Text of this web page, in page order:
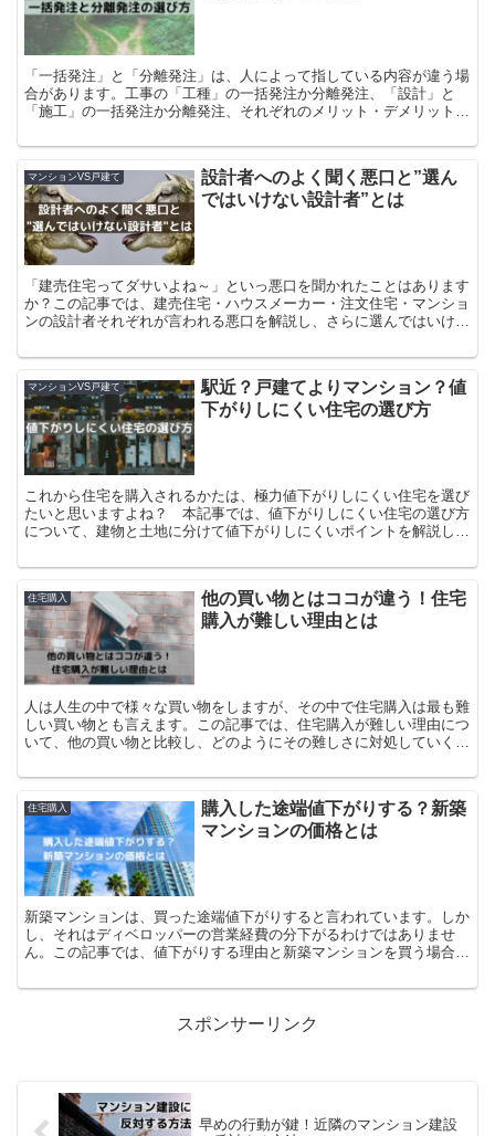
「一括発注」と「分離発注」は、人によって指している内容が違う場
合があります。工事の「工種」の一括発注か分離発注、「設計」と
「施工」の一括発注か分離発注、それぞれのメリット・デメリット
マンションVS戸建て
設計者へのよく聞く悪口と”選ん
ではいけない設計者”とは
「建売住宅ってダサいよね～」といっ悪口を聞かれたことはあります
か？この記事では、建売住宅・ハウスメーカー・注文住宅・マンショ
ンの設計者それぞれが言われる悪口を解説し、さらに選んではいけな
マンションVS戸建て
駅近？戸建てよりマンション？値
下がりしにくい住宅の選び方
これから住宅を購入されるかたは、極力値下がりしにくい住宅を選び
たいと思いますよね？ 本記事では、値下がりしにくい住宅の選び方
について、建物と土地に分けて値下がりしにくいポイントを解説しま
住宅購入
他の買い物とはココが違う！住宅
購入が難しい理由とは
人は人生の中で様々な買い物をしますが、その中で住宅購入は最も難
しい買い物とも言えます。この記事では、住宅購入が難しい理由につ
いて、他の買い物と比較し、どのようにその難しさに対処していくか
住宅購入
購入した途端値下がりする？新築
マンションの価格とは
新築マンションは、買った途端値下がりすると言われています。しか
し、それはディベロッパーの営業経費の分下がるわけではありませ
ん。この記事では、値下がりする理由と新築マンションを買う場合の
スポンサーリンク
早めの行動が鍵！近隣のマンション建設